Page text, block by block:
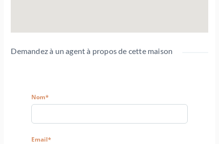
Demandez à un agent à propos de cette maison
Nom*
Email*